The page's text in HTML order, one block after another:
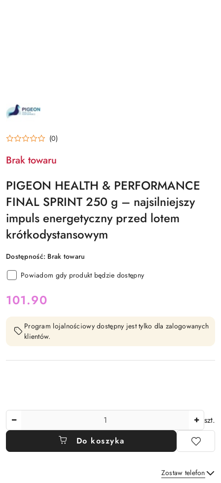
PRODUCENTA:
PHP
(0)
Brak towaru
PIGEON HEALTH & PERFORMANCE
FINAL SPRINT 250 g – najsilniejszy
impuls energetyczny przed lotem
krótkodystansowym
Dostępność: Brak towaru
Powiadom gdy produkt będzie dostępny
cena:
101.90
Program lojalnościowy dostępny jest tylko dla zalogowanych
klientów.
szt.
Do koszyka
Zostaw telefon